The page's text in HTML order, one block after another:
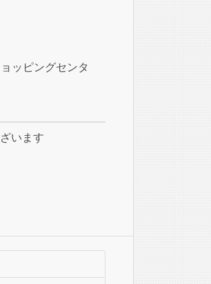
ッピングセンタ
います